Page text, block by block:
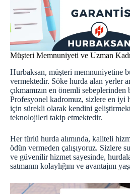
Müşteri Memnuniyeti ve Uzman
Hurbaksan, müşteri memnuniyetine
vermektedir. Söke hurda alan yerler
çıkmamızın en önemli
Profesyonel kadromuz, sizlere en iyi
için sürekli olarak kendini
teknolojileri takip etmektedir.
Her türlü hurda alımında, kaliteli
ödün vermeden çalışıyoruz. Sizlere
ve güvenilir hizmet sayesinde,
satmanın kolaylığını ve avantajını